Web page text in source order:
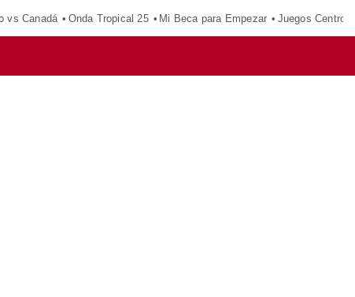
vs Canadá Onda Tropical 25 Mi Beca para Empezar Juegos